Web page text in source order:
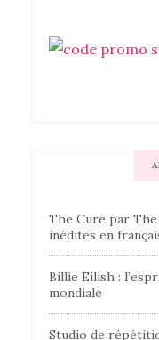
The Cure par The
inédites en
Billie Eilish :
mondiale
Studio de